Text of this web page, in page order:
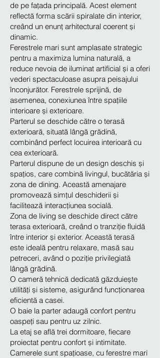
de pe fațada principală. Acest element
reflectă forma scării spiralate din interior,
creând un enunț arhitectural coerent și
dinamic.
Ferestrele mari sunt amplasate strategic
pentru a maximiza lumina naturală, a
reduce nevoia de iluminat artificial și a oferi
vederi spectaculoase asupra peisajului
înconjurător. Ferestrele sprijină, de
asemenea, conexiunea între spațiile
interioare și exterioare.
Parterul se deschide către o terasă
exterioară, situată lângă grădină,
combinând perfect locuirea interioară cu
cea exterioară.
Parterul dispune de un design deschis și
spațios, care combină livingul, bucătăria și
zona de dining. Această amenajare
promovează simțul deschiderii și
facilitează interacțiunea socială.
Zona de living se deschide direct către
terasa exterioară, creând o tranziție fluidă
între interior și exterior. Această terasă
este ideală pentru relaxare, masă sau
petreceri, având o poziție privilegiată
lângă grădină.
O cameră tehnică dedicată găzduiește
utilități și sisteme, asigurând funcționarea
eficientă a casei.
O baie la parter adaugă confort pentru
oaspeți sau pentru uz zilnic.
La etaj se află trei dormitoare, fiecare
proiectat pentru confort și intimitate.
Camerele sunt spațioase, cu ferestre mari